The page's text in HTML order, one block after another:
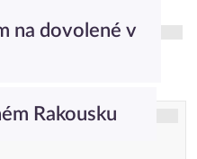
na dovolené v
Rakousku